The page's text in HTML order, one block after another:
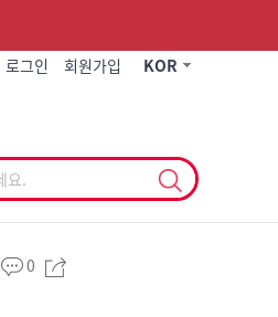
로그인 회원가입 KOR
0